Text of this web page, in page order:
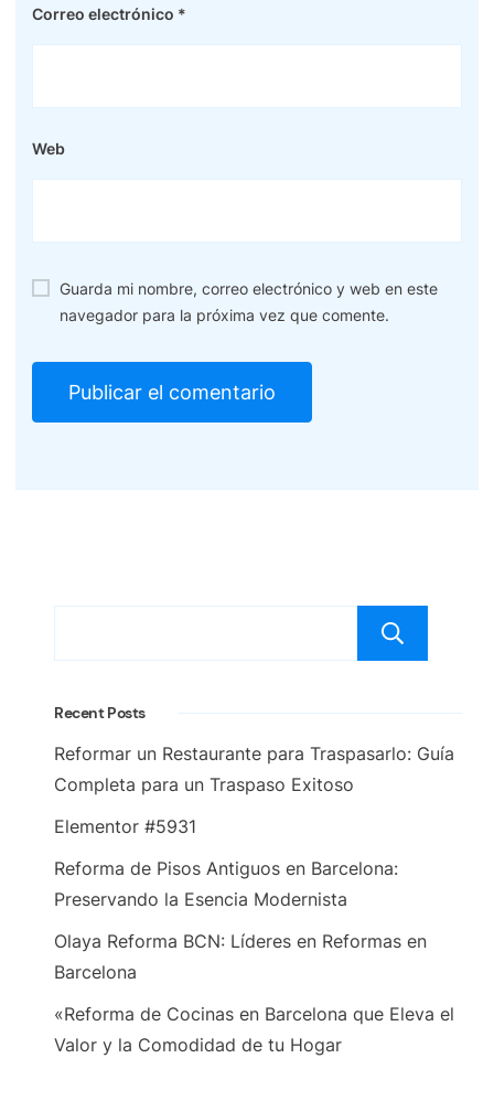
Correo electrónico *
Web
Guarda mi nombre, correo electrónico y web en este
navegador para la próxima vez que comente.
Recent Posts
Reformar un Restaurante para Traspasarlo: Guía
Completa para un Traspaso Exitoso
Elementor #5931
Reforma de Pisos Antiguos en Barcelona:
Preservando la Esencia Modernista
Olaya Reforma BCN: Líderes en Reformas en
Barcelona
«Reforma de Cocinas en Barcelona que Eleva el
Valor y la Comodidad de tu Hogar